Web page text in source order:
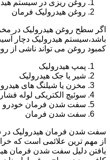
روغن ریزی در سیستم
روغن هیدرولیک فرمان
اگر سطح روغن هیدرولیک در
باشد،سیستم هیدرولیک دچار
کمبود روغن می تواند ناشی از
پمپ هیدرولیک
شیر یا جک هیدرولیک
مخزن یا شیلنگ های
سوئیچ الکتریکی لوله
سفت شدن فرمان خودرو
سفت شدن فرمان
سفت شدن فرمان هیدرولیک در
از مهم ترین علائمی است که
یافتن دلیل سفت شدن فرمان